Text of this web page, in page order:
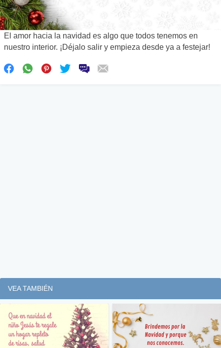
El amor hacia la navidad es algo que todos tenemos en
nuestro interior. ¡Déjalo salir y empieza desde ya a festejar!
VEA TAMBIÉN